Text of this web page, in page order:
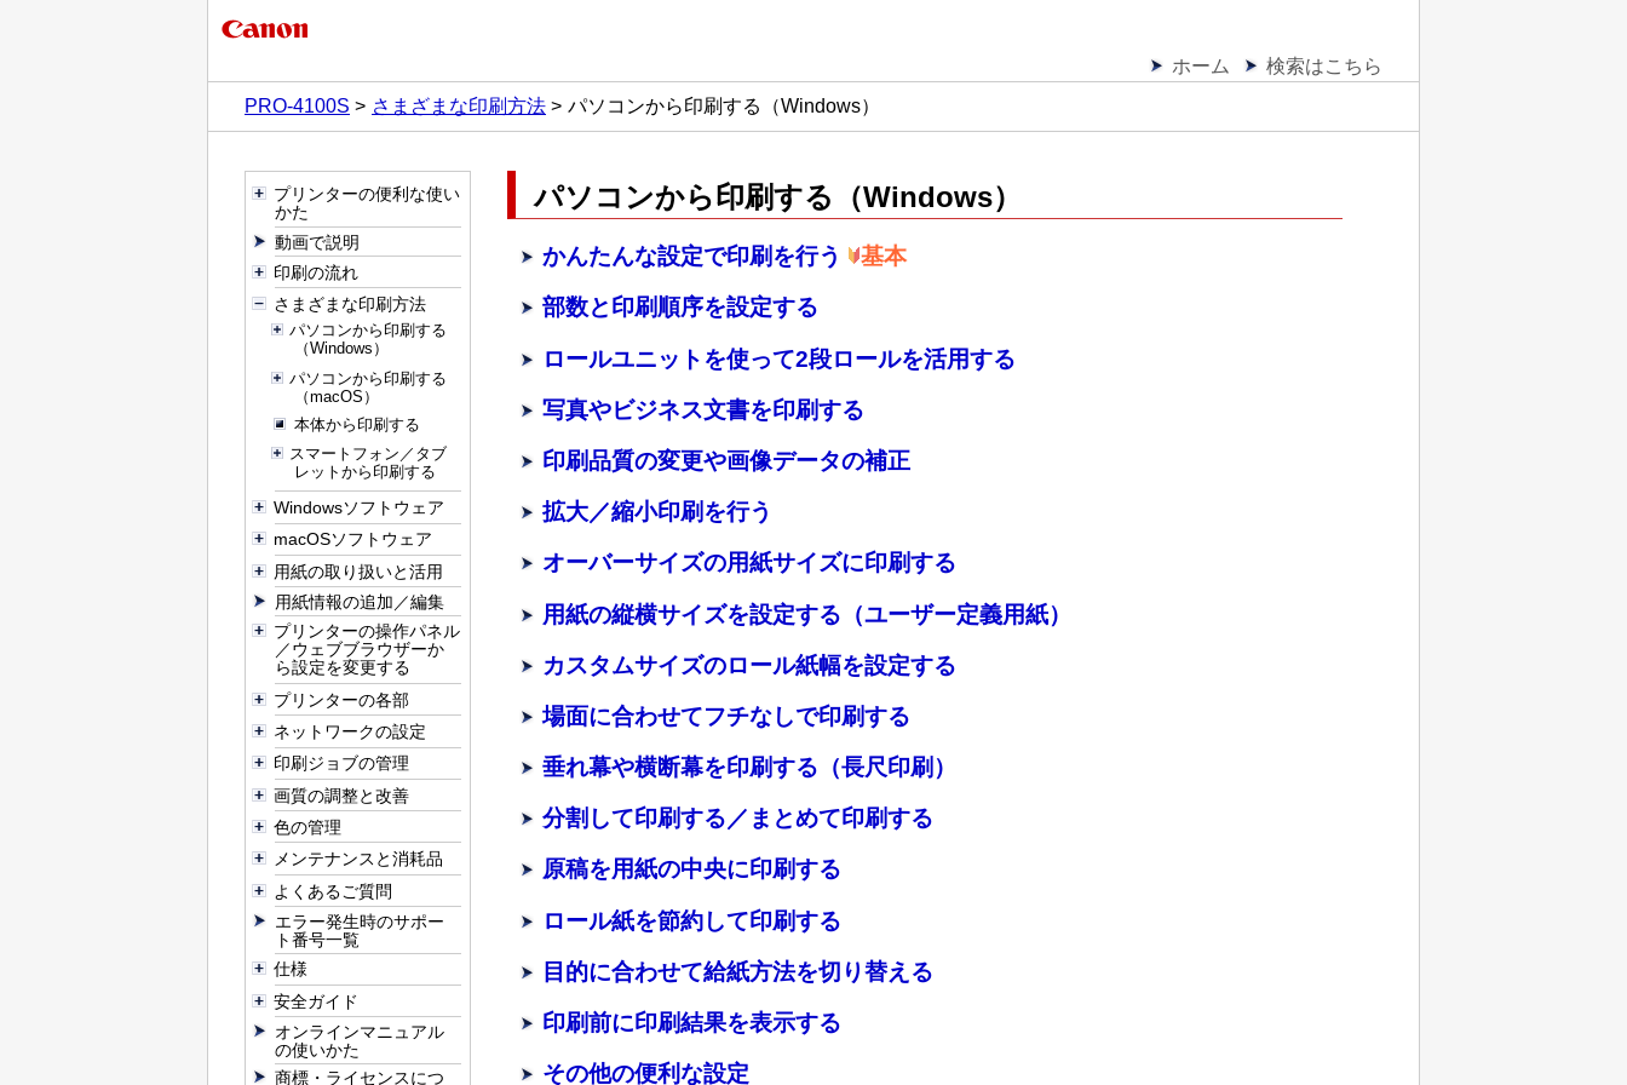
ホーム
検索はこちら
PRO-4100S
さまざまな印刷方法 パソコンから印刷する（Windows）
プリンターの便利な使い
かた
動画で説明
印刷の流れ
さまざまな印刷方法
パソコンから印刷する
（Windows）
パソコンから印刷する
（macOS）
本体から印刷する
スマートフォン／タブ
レットから印刷する
Windowsソフトウェア
macOSソフトウェア
用紙の取り扱いと活用
用紙情報の追加／編集
プリンターの操作パネル
／ウェブブラウザーか
ら設定を変更する
プリンターの各部
ネットワークの設定
印刷ジョブの管理
画質の調整と改善
色の管理
メンテナンスと消耗品
よくあるご質問
エラー発生時のサポー
ト番号一覧
仕様
安全ガイド
オンラインマニュアル
の使いかた
商標・ライセンスにつ
パソコンから印刷する（Windows）
かんたんな設定で印刷を行う 基本
部数と印刷順序を設定する
ロールユニットを使って2段ロールを活用する
写真やビジネス文書を印刷する
印刷品質の変更や画像データの補正
拡大／縮小印刷を行う
オーバーサイズの用紙サイズに印刷する
用紙の縦横サイズを設定する（ユーザー定義用紙）
カスタムサイズのロール紙幅を設定する
場面に合わせてフチなしで印刷する
垂れ幕や横断幕を印刷する（長尺印刷）
分割して印刷する／まとめて印刷する
原稿を用紙の中央に印刷する
ロール紙を節約して印刷する
目的に合わせて給紙方法を切り替える
印刷前に印刷結果を表示する
その他の便利な設定